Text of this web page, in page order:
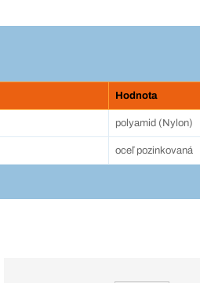
Hodnota
polyamid (Nylon)
oceľ pozinkovaná